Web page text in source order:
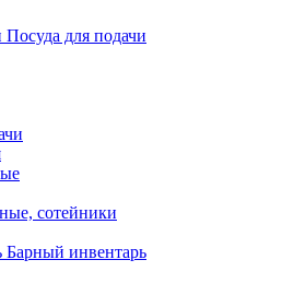
Посуда для подачи
сотейники
Барный инвентарь